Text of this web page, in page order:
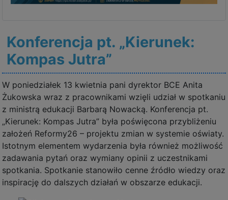
Konferencja pt. „Kierunek:
Kompas Jutra”
W poniedziałek 13 kwietnia pani dyrektor BCE Anita
Żukowska wraz z pracownikami wzięli udział w spotkaniu
z ministrą edukacji Barbarą Nowacką. Konferencja pt.
„Kierunek: Kompas Jutra” była poświęcona przybliżeniu
założeń Reformy26 – projektu zmian w systemie oświaty.
Istotnym elementem wydarzenia była również możliwość
zadawania pytań oraz wymiany opinii z uczestnikami
spotkania. Spotkanie stanowiło cenne źródło wiedzy oraz
inspirację do dalszych działań w obszarze edukacji.